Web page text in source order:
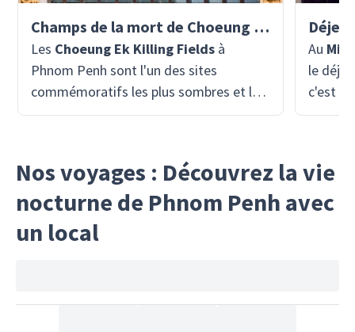
Champs de la mort de Choeung Ek
Les Choeung Ek Killing Fields à
Phnom Penh sont l'un des sites
commémoratifs les plus sombres et les
plus importants du Cambodge,
qui fut autrefois un lieu d'exécution, est
aujourd'hui un lieu de réflexion et
d'éducation. Des milliers de
Cambodgiens ont été amenés ici pour
visiteurs de Choeung Ek peuvent se
Au
le
c'est
abri.
Nos voyages : Découvrez la vie
nocturne de Phnom Penh avec
un local